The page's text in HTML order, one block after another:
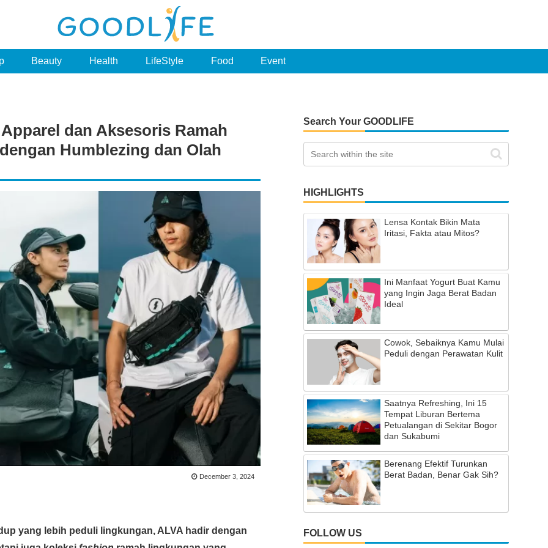
Beauty Health LifeStyle Food Event
dan Aksesoris Ramah
Humblezing dan Olah
December 3, 2024
yang lebih peduli lingkungan, ALVA hadir dengan
Search Your GOODLIFE
HIGHLIGHTS
Lensa Kontak Bikin Mata
Iritasi, Fakta atau Mitos?
Ini Manfaat Yogurt Buat Kamu
yang Ingin Jaga Berat Badan
Ideal
Cowok, Sebaiknya Kamu Mulai
Peduli dengan Perawatan Kulit
Saatnya Refreshing, Ini 15
Tempat Liburan Bertema
Petualangan di Sekitar Bogor
dan Sukabumi
Berenang Efektif Turunkan
Berat Badan, Benar Gak Sih?
FOLLOW US